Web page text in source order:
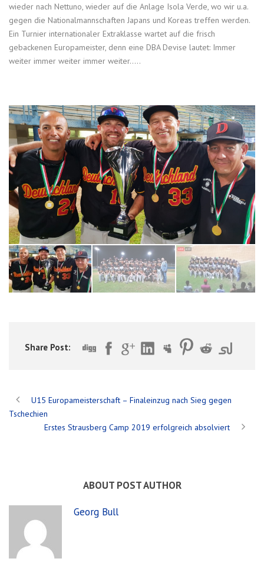
wieder nach Nettuno, wieder auf die Anlage Isola Verde, wo wir u.a.
gegen die Nationalmannschaften Japans und Koreas treffen werden.
Ein Turnier internationaler Extraklasse wartet auf die frisch
gebackenen Europameister, denn eine DBA Devise lautet: Immer
weiter immer weiter immer weiter…..
Share Post:
U15 Europameisterschaft – Finaleinzug nach Sieg gegen
Tschechien
Erstes Strausberg Camp 2019 erfolgreich absolviert
ABOUT POST AUTHOR
Georg Bull